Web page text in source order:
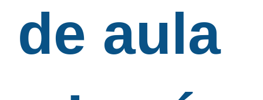
de aula